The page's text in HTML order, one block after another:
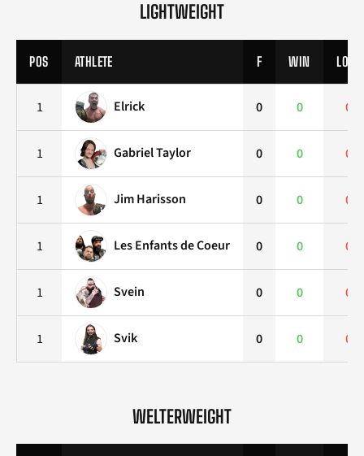
LIGHTWEIGHT
POS ATHLETE F WIN LOSS
1 Elrick 0 0 0
1 Gabriel Taylor 0 0 0
1 Jim Harisson 0 0 0
1 Les Enfants de Coeur 0 0 0
1 Svein 0 0 0
1 Svik 0 0 0
WELTERWEIGHT